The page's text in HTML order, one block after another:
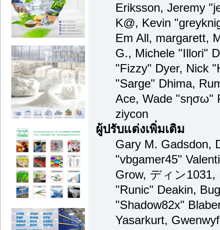
Eriksson, Jeremy
K@, Kevin
Em All, margarett,
G., Michele "Illori"
"Fizzy" Dyer, Nick
"Sarge" Dhima,
Ace, Wade "sησω"
ziycon
ผู้ปรับแต่งเพิ่มเติม
Gary M. Gadsdon,
"vbgamer45"
Grow, ディン1031,
"Runic" Deakin,
"Shadow82x"
Yasarkurt,